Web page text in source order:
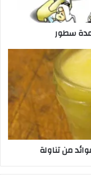
سطور
من تناولة